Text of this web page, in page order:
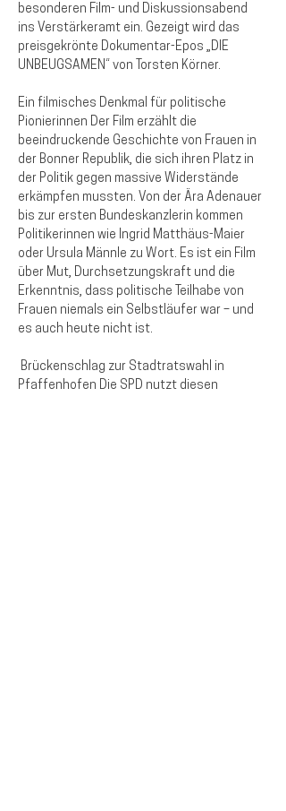
besonderen Film- und Diskussionsabend
ins Verstärkeramt ein. Gezeigt wird das
preisgekrönte Dokumentar-Epos „DIE
UNBEUGSAMEN“ von Torsten Körner.
Ein filmisches Denkmal für politische
Pionierinnen Der Film erzählt die
beeindruckende Geschichte von Frauen in
der Bonner Republik, die sich ihren Platz in
der Politik gegen massive Widerstände
erkämpfen mussten. Von der Ära Adenauer
bis zur ersten Bundeskanzlerin kommen
Politikerinnen wie Ingrid Matthäus-Maier
oder Ursula Männle zu Wort. Es ist ein Film
über Mut, Durchsetzungskraft und die
Erkenntnis, dass politische Teilhabe von
Frauen niemals ein Selbstläufer war – und
es auch heute nicht ist.
Brückenschlag zur Stadtratswahl in
Pfaffenhofen Die SPD nutzt diesen